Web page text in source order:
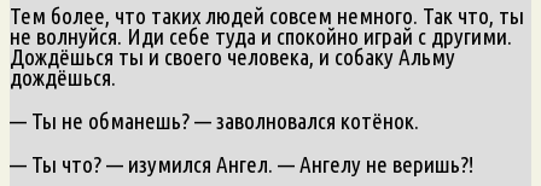
Тем более, что таких людей совсем немного. Так что, ты
не волнуйся. Иди себе туда и спокойно играй с другими.
Дождёшься ты и своего человека, и собаку Альму
дождёшься.
— Ты не обманешь? — заволновался котёнок.
— Ты что? — изумился Ангел. — Ангелу не веришь?!